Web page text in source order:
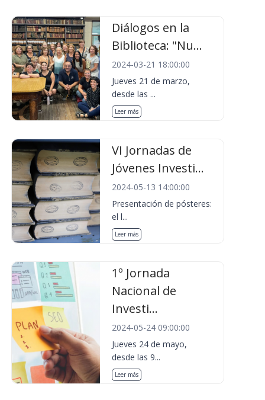
Diálogos en la
Biblioteca: "Nu...
2024-03-21 18:00:00
Jueves 21 de marzo,
desde las ...
Leer más
VI Jornadas de
Jóvenes Investi...
2024-05-13 14:00:00
Presentación de pósteres:
el l...
Leer más
1º Jornada
Nacional de
Investi...
2024-05-24 09:00:00
Jueves 24 de mayo,
desde las 9...
Leer más